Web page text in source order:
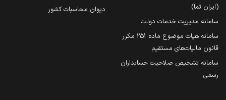
(ایران تما)
سامانه مدیریت خدمات دولت
سامانه هیات موضوع ماده 251 مکرر
قانون مالیات‌های مستقیم
سامانه تشخیص صلاحیت حسابداران
رسمی
دیوان محاسبات کشور